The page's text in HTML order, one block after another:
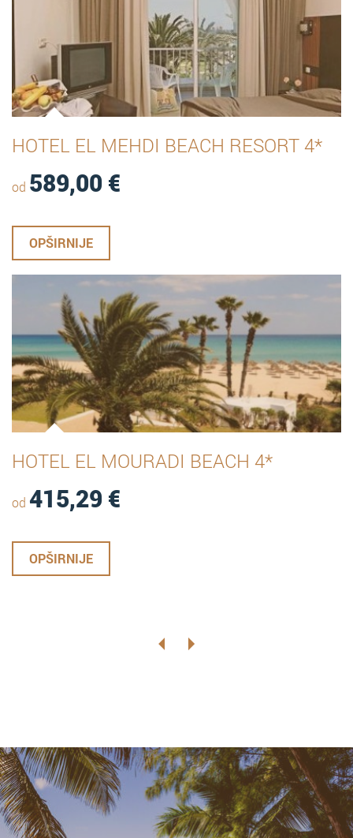
HOTEL EL MEHDI BEACH RESORT 4*
od 589,00€
OPŠIRNIJE
HOTEL EL MOURADI BEACH 4*
od 415,29 €
OPŠIRNIJE